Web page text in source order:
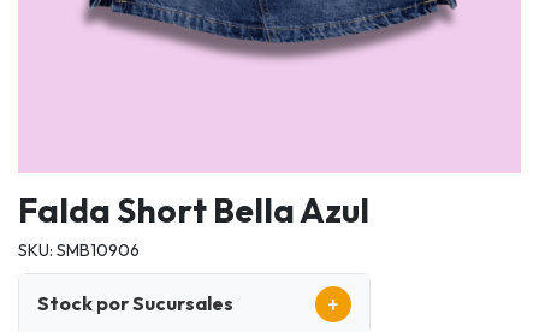
Falda Short Bella Azul
SKU: SMB10906
Stock por Sucursales +